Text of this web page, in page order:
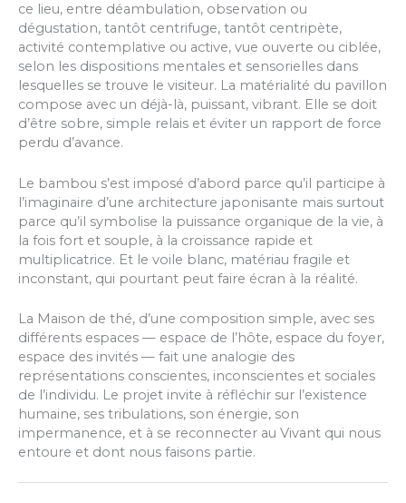
ce lieu, entre déambulation, observation ou
dégustation, tantôt centrifuge, tantôt centripète,
activité contemplative ou active, vue ouverte ou ciblée,
selon les dispositions mentales et sensorielles dans
lesquelles se trouve le visiteur. La matérialité du pavillon
compose avec un déjà-là, puissant, vibrant. Elle se doit
d’être sobre, simple relais et éviter un rapport de force
perdu d’avance.
Le bambou s’est imposé d’abord parce qu’il participe à
l’imaginaire d’une architecture japonisante mais surtout
parce qu’il symbolise la puissance organique de la vie, à
la fois fort et souple, à la croissance rapide et
multiplicatrice. Et le voile blanc, matériau fragile et
inconstant, qui pourtant peut faire écran à la réalité.
La Maison de thé, d’une composition simple, avec ses
différents espaces — espace de l’hôte, espace du foyer,
espace des invités — fait une analogie des
représentations conscientes, inconscientes et sociales
de l’individu. Le projet invite à réfléchir sur l’existence
humaine, ses tribulations, son énergie, son
impermanence, et à se reconnecter au Vivant qui nous
entoure et dont nous faisons partie.